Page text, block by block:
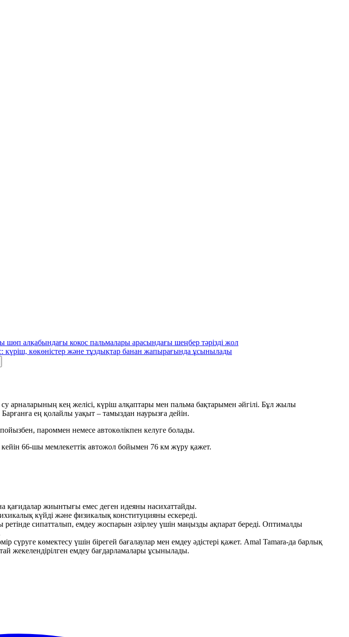
кең желісі, күріш алқаптары мен пальма бақтарымен әйгілі. Бұл жылы
ең қолайлы уақыт – тамыздан наурызға дейін.
пароммен немесе автокөлікпен келуге болады.
66-шы мемлекеттік автожол бойымен 76 км жүру қажет.
қағидалар жиынтығы емес деген идеяны насихаттайды.
күйді және физикалық конституцияны ескереді.
сипатталып, емдеу жоспарын әзірлеу үшін маңызды ақпарат береді. Оптималды
сүруге көмектесу үшін бірегей бағалаулар мен емдеу әдістері қажет. Amal Tamara-да барлық
жекелендірілген емдеу бағдарламалары ұсынылады.